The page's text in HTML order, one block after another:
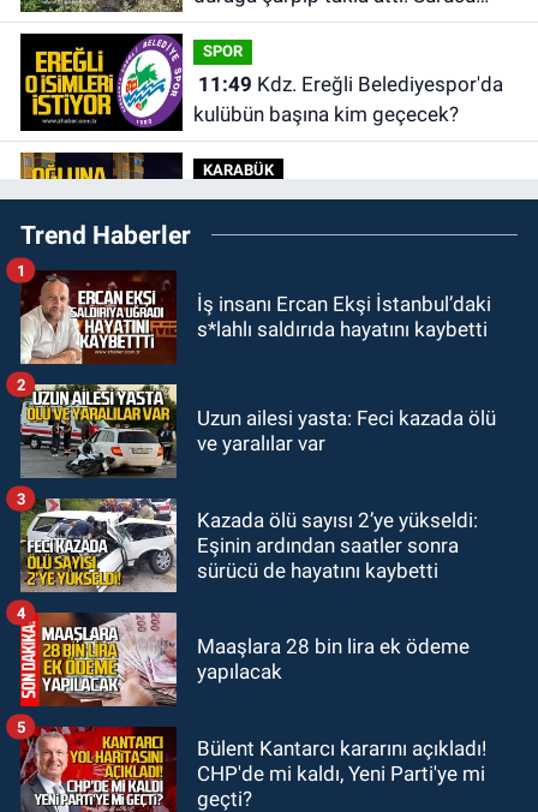
alevlerin arasından kurtarıldı.
SPOR
11:49
kulübün başına kim geçecek?
KARABÜK
11:45Karabük'te oğluna mesaj
attığını iddia ettiği genci darp etti.
10:14
00:22Emirhan Erdem YENİ Parti İl
GÜNDEM
22:47 Günün notu!
Trend Haberler
İş insanı Ercan Ekşi İstanbul’daki
s*lahlı saldırıda hayatını kaybetti
1
Uzun ailesi yasta: Feci kazada ölü
ve yaralılar var
2
Kazada ölü sayısı 2’ye yükseldi:
Eşinin ardından saatler sonra
sürücü de hayatını kaybetti
3
Maaşlara 28 bin lira ek ödeme
yapılacak
4
Bülent Kantarcı kararını açıkladı!
CHP'de mi kaldı, Yeni Parti'ye mi
geçti?
5